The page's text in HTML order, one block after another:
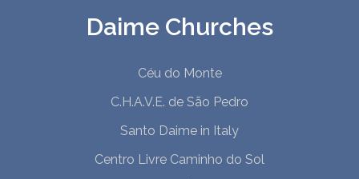
Daime Churches
Céu do Monte
C.H.A.V.E. de São Pedro
Santo Daime in Italy
Centro Livre Caminho do Sol